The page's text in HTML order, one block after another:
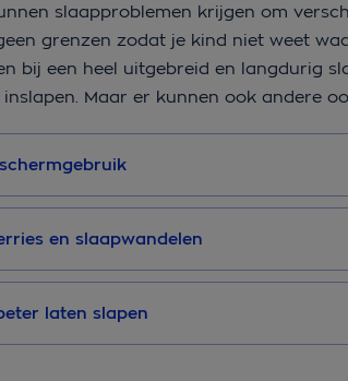
slaapproblemen krijgen om
grenzen zodat je kind niet weet
bij een heel uitgebreid en langdurig
Maar er kunnen ook andere
en slaapwandelen
laten slapen